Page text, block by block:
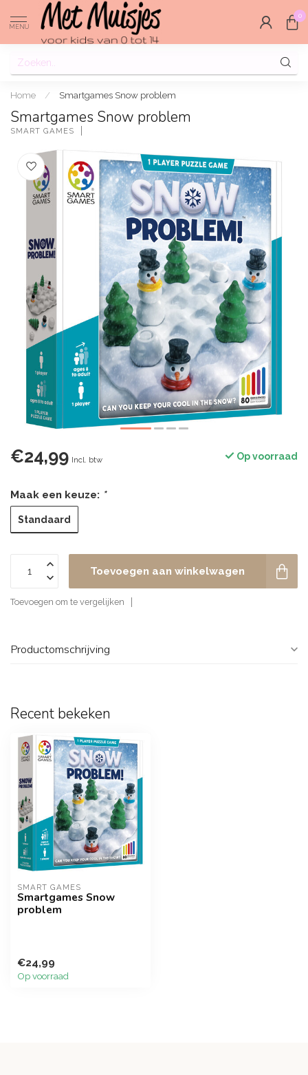
MENU
0
Home / Smartgames Snow problem
Smartgames Snow problem
SMART GAMES
€24,99 Incl. btw Op voorraad
Maak een keuze: *
Standaard
Toevoegen aan winkelwagen
Toevoegen om te vergelijken
Productomschrijving
Recent bekeken
SMART GAMES
Smartgames Snow
problem
€24,99
Op voorraad